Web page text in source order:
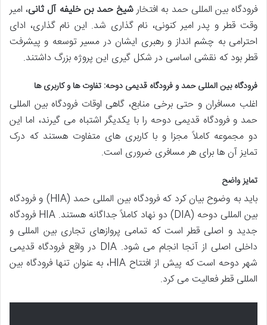
فرودگاه بین المللی حمد به افتخارشیخ حمد بن خلیفه آل ثانی، امیر
وقت قطر و پدر امیر کنونی، نام گذاری شد. این نام گذاری، ادای
احترامی به چشم انداز و رهبری ایشان در مسیر توسعه و پیشرفت
قطر بود که نقشی اساسی در شکل گیری این پروژه بزرگ داشتند.
فرودگاه بین المللی حمد و فرودگاه قدیمی دوحه: تفاوت ها و کاربری ها
اغلب مسافران و حتی برخی منابع، گاهی اوقات فرودگاه بین المللی
حمد و فرودگاه قدیمی دوحه را با یکدیگر اشتباه می گیرند، اما این
دو مجموعه کاملاً مجزا و با کاربری های متفاوت هستند که درک
تمایز آن ها برای هر مسافری ضروری است.
تمایز واضح
باید به وضوح بیان کرد که فرودگاه بین المللی حمد (HIA) و فرودگاه
بین المللی دوحه (DIA) دو نهاد کاملاً جداگانه هستند. HIA فرودگاه
جدید و اصلی قطر است که تمامی پروازهای تجاری بین المللی و
داخلی اصلی از آنجا انجام می شود. DIA در واقع فرودگاه قدیمی
شهر دوحه است که پیش از افتتاح HIA، به عنوان تنها فرودگاه بین
المللی قطر فعالیت می کرد.